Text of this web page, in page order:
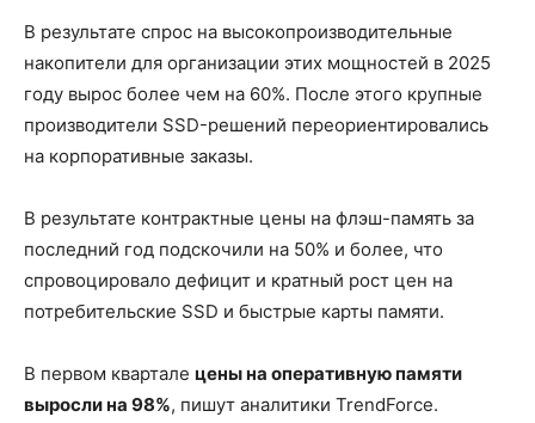
В результате спрос на высокопроизводительные
накопители для организации этих мощностей в 2025
году вырос более чем на 60%. После этого крупные
производители SSD-решений переориентировались
на корпоративные заказы.
В результате контрактные цены на флэш-память за
последний год подскочили на 50% и более, что
спровоцировало дефицит и кратный рост цен на
потребительские SSD и быстрые карты памяти.
В первом квартале цены на оперативную памяти
выросли на 98%, пишут аналитики TrendForce.